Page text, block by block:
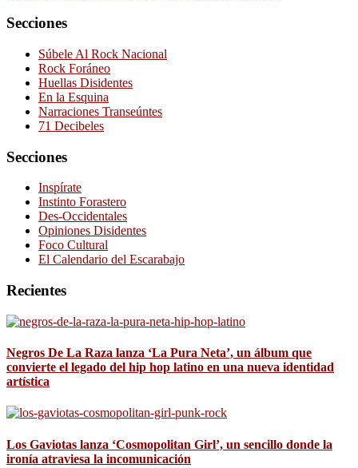
Secciones
Súbele Al Rock Nacional
Rock Foráneo
Huellas Disidentes
En la Esquina
Narraciones Transeúntes
71 Decibeles
Secciones
Inspírate
Instinto Forastero
Des-Occidentales
Opiniones Disidentes
Foco Cultural
El Calendario del Escarabajo
Recientes
Negros De La Raza lanza ‘La Pura Neta’, un álbum que
convierte el legado del hip hop latino en una nueva identidad
artística
Los Gaviotas lanza ‘Cosmopolitan Girl’, un sencillo donde la
ironía atraviesa la incomunicación